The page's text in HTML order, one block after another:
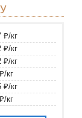
₽/кг
₽/кг
₽/кг
кг
₽/кг
кг